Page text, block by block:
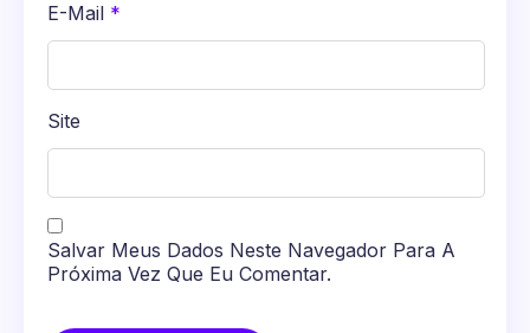
E-Mail *
Site
Salvar Meus Dados Neste Navegador Para A
Próxima Vez Que Eu Comentar.